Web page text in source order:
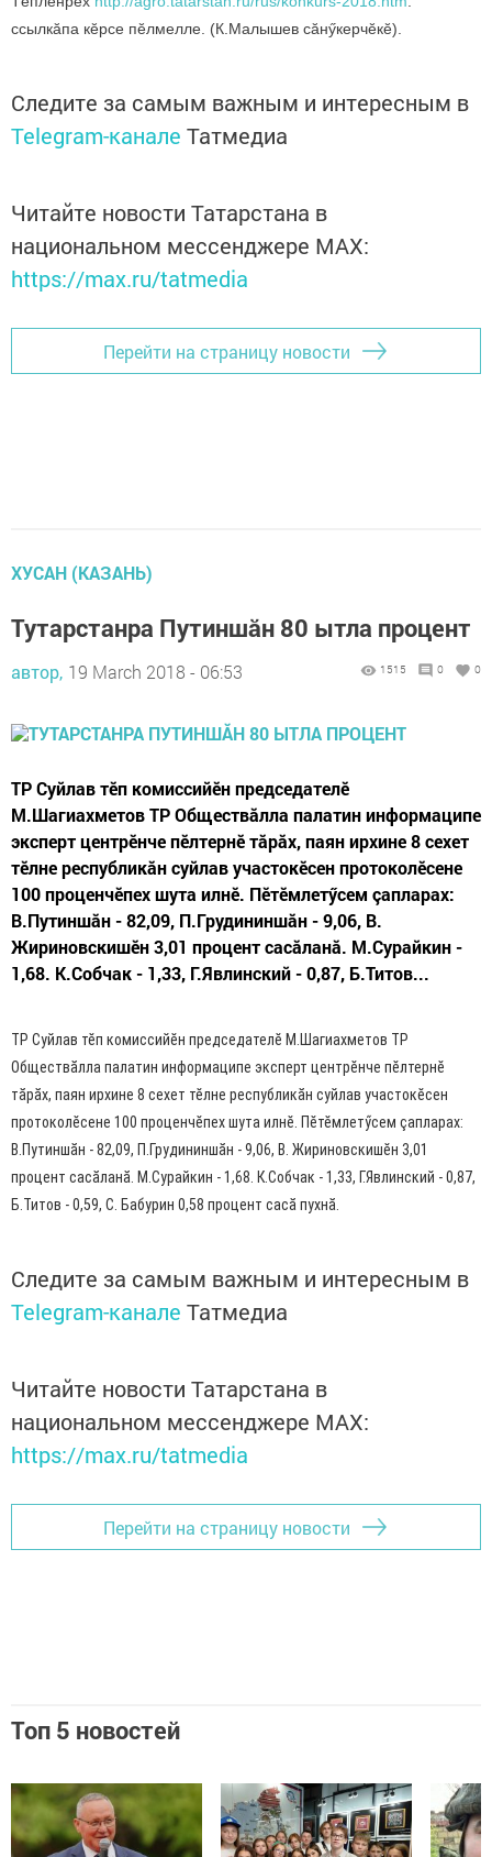
ссылкăпа кӗрсе пӗлмелле. (К.Малышев сăнӳкерчӗкӗ).
Следите за самым важным и интересным в
Telegram-канале Татмедиа
Читайте новости Татарстана в
национальном мессенджере MАХ:
https://max.ru/tatmedia
Перейти на страницу новости
ХУСАН (КАЗАНЬ)
Тутарстанра Путиншăн 80 ытла процент
автор, 19 March 2018 - 06:53 1515 0 0
ТР Суйлав тӗп комиссийӗн председателӗ
М.Шагиахметов ТР Обществăлла палатин информаципе
эксперт центрӗнче пӗлтернӗ тăрăх, паян ирхине 8 сехет
тӗлне республикăн суйлав участокӗсен протоколӗсене
100 проценчӗпех шута илнӗ. Пӗтӗмлетӳсем çапларах:
В.Путиншăн - 82,09, П.Грудининшăн - 9,06, В.
Жириновскишӗн 3,01 процент сасăланă. М.Сурайкин -
1,68. К.Собчак - 1,33, Г.Явлинский - 0,87, Б.Титов...
ТР Суйлав тӗп комиссийӗн председателӗ М.Шагиахметов ТР
Обществăлла палатин информаципе эксперт центрӗнче пӗлтернӗ
тăрăх, паян ирхине 8 сехет тӗлне республикăн суйлав участокӗсен
протоколӗсене 100 проценчӗпех шута илнӗ. Пӗтӗмлетӳсем çапларах:
В.Путиншăн - 82,09, П.Грудининшăн - 9,06, В. Жириновскишӗн 3,01
процент сасăланă. М.Сурайкин - 1,68. К.Собчак - 1,33, Г.Явлинский - 0,87,
Б.Титов - 0,59, С. Бабурин 0,58 процент сасă пухнă.
Следите за самым важным и интересным в
Telegram-канале Татмедиа
Читайте новости Татарстана в
национальном мессенджере MАХ:
https://max.ru/tatmedia
Перейти на страницу новости
Топ 5 новостей